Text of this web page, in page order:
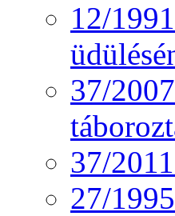
12/
37/
37/
27/